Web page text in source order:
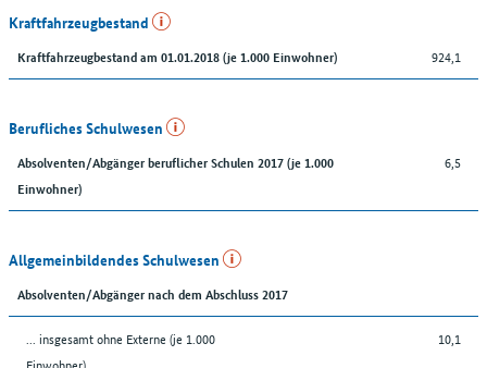
Kraftfahrzeugbestand
Kraftfahrzeugbestand am 01.01.2018 (je 1.000 Einwohner) 924,1
Berufliches Schulwesen
Absolventen/Abgänger beruflicher Schulen 2017 (je 1.000
Einwohner)
6,5
Allgemeinbildendes Schulwesen
Absolventen/Abgänger nach dem Abschluss 2017
... insgesamt ohne Externe (je 1.000
Einwohner)
10,1